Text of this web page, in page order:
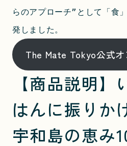
らのアプローチ”として「食
発しました。
The Mate Tokyo公式
【商品説明
はんに振りか
宇和島の恵み